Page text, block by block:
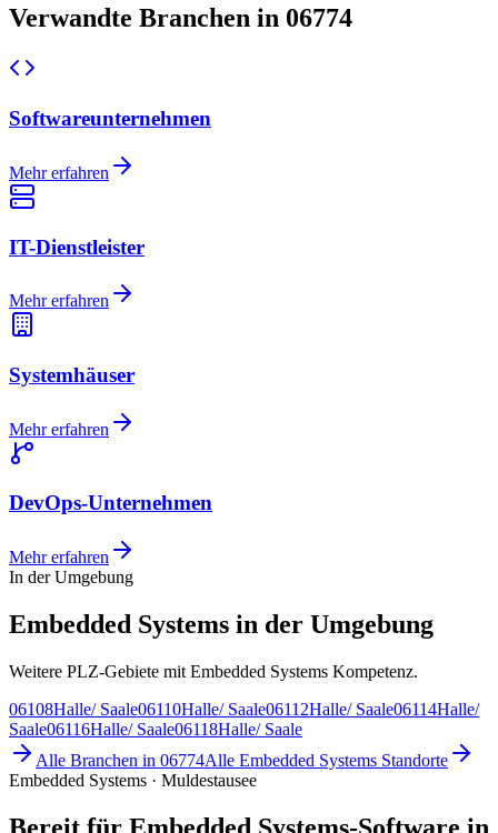
Verwandte Branchen in 06774
Softwareunternehmen
Mehr erfahren
IT-Dienstleister
Mehr erfahren
Systemhäuser
Mehr erfahren
DevOps-Unternehmen
Mehr erfahren
In der Umgebung
Embedded Systems in der Umgebung
Weitere PLZ-Gebiete mit Embedded Systems Kompetenz.
06108Halle/ Saale06110Halle/ Saale06112Halle/ Saale06114Halle/
Saale06116Halle/ Saale06118Halle/ Saale
Alle Branchen in 06774Alle Embedded Systems Standorte
Embedded Systems · Muldestausee